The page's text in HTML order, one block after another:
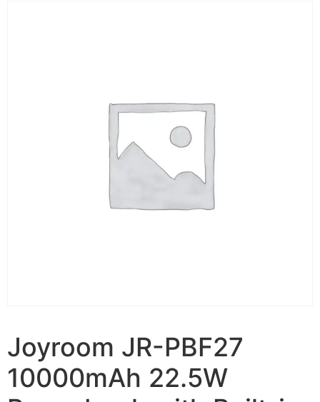
Joyroom JR-PBF27
10000mAh 22.5W